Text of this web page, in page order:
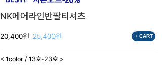
NK에어라인반팔티셔츠
20,400원 25,400원 + CART
< 1color / 13호-23호 >